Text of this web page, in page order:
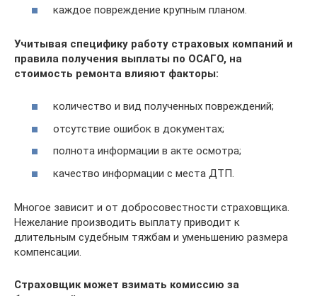
каждое повреждение крупным планом.
Учитывая специфику работу страховых компаний и
правила получения выплаты по ОСАГО, на
стоимость ремонта влияют факторы:
количество и вид полученных повреждений;
отсутствие ошибок в документах;
полнота информации в акте осмотра;
качество информации с места ДТП.
Многое зависит и от добросовестности страховщика.
Нежелание производить выплату приводит к
длительным судебным тяжбам и уменьшению размера
компенсации.
Страховщик может взимать комиссию за